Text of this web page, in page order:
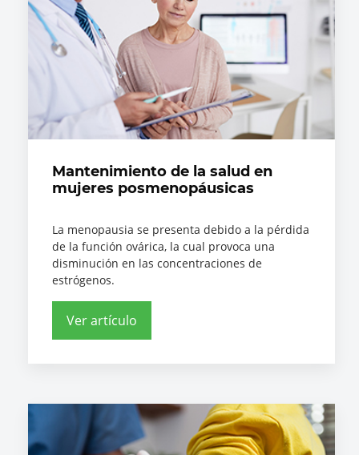
Mantenimiento de la salud en
mujeres posmenopáusicas
La menopausia se presenta debido a la pérdida
de la función ovárica, la cual provoca una
disminución en las concentraciones de
estrógenos.
Ver artículo